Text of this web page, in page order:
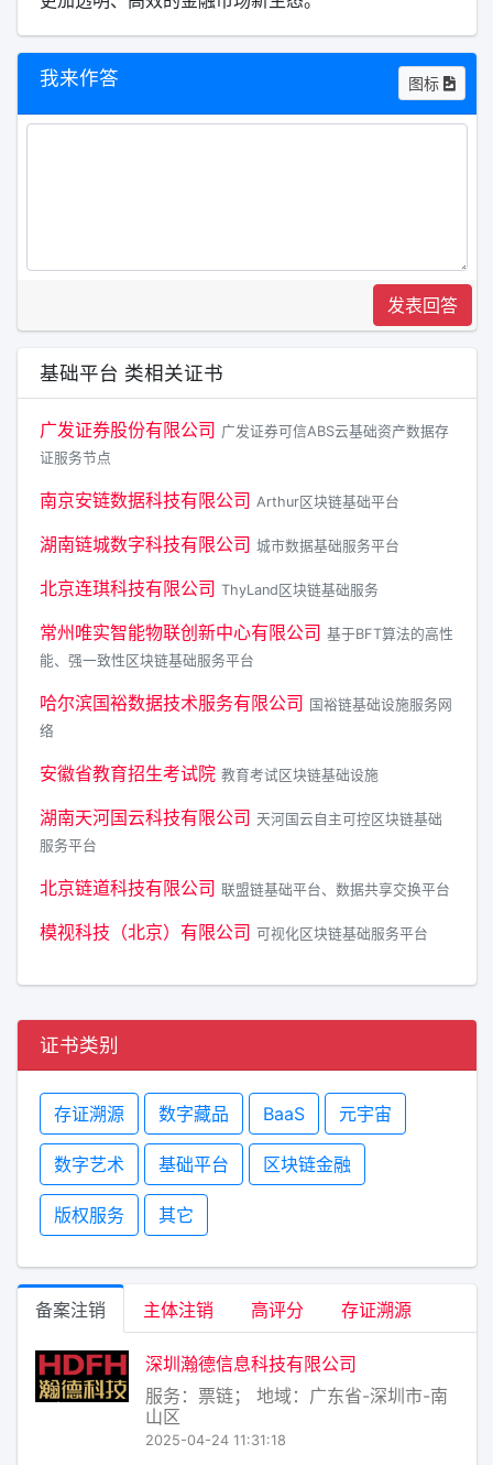
我来作答 图标
发表回答
基础平台 类相关证书
广发证券股份有限公司 广发证券可信ABS云基础资产数据存
证服务节点
南京安链数据科技有限公司 Arthur区块链基础平台
湖南链城数字科技有限公司 城市数据基础服务平台
北京连琪科技有限公司 ThyLand区块链基础服务
常州唯实智能物联创新中心有限公司 基于BFT算法的高性
能、强一致性区块链基础服务平台
哈尔滨国裕数据技术服务有限公司 国裕链基础设施服务网
络
安徽省教育招生考试院 教育考试区块链基础设施
湖南天河国云科技有限公司 天河国云自主可控区块链基础
服务平台
北京链道科技有限公司 联盟链基础平台、数据共享交换平台
模视科技（北京）有限公司 可视化区块链基础服务平台
证书类别
存证溯源 数字藏品 BaaS 元宇宙
数字艺术 基础平台 区块链金融
版权服务 其它
备案注销 主体注销 高评分 存证溯源
深圳瀚德信息科技有限公司
服务：票链； 地域：广东省-深圳市-南
山区
2025-04-24 11:31:18